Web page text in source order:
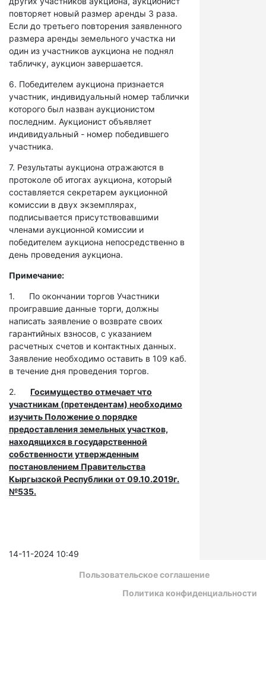
повторяет новый размер аренды 3 раза.
Если до третьего повторения заявленного
размера аренды земельного участка ни
один из участников аукциона не поднял
табличку, аукцион завершается.
6. Победителем аукциона признается
участник, индивидуальный номер таблички
которого был назван аукционистом
последним. Аукционист объявляет
индивидуальный - номер победившего
участника.
7. Результаты аукциона отражаются в
протоколе об итогах аукциона, который
составляется секретарем аукционной
комиссии в двух экземплярах,
подписывается присутствовавшими
членами аукционной комиссии и
победителем аукциона непосредственно в
день проведения аукциона.
Примечание:
1. По окончании торгов Участники
проигравшие данные торги, должны
написать заявление о возврате своих
гарантийных взносов, с указанием
расчетных счетов и контактных данных.
Заявление необходимо оставить в 109 каб.
в течение дня проведения торгов.
2. Госимущество отмечает что
участникам (претендентам) необходимо
изучить Положение о порядке
предоставления земельных участков,
находящихся в государственной
собственности утвержденным
постановлением Правительства
Кыргызской Республики от 09.10.2019г.
№535.
14-11-2024 10:49
Пользовательское соглашение
Политика конфиденциальности